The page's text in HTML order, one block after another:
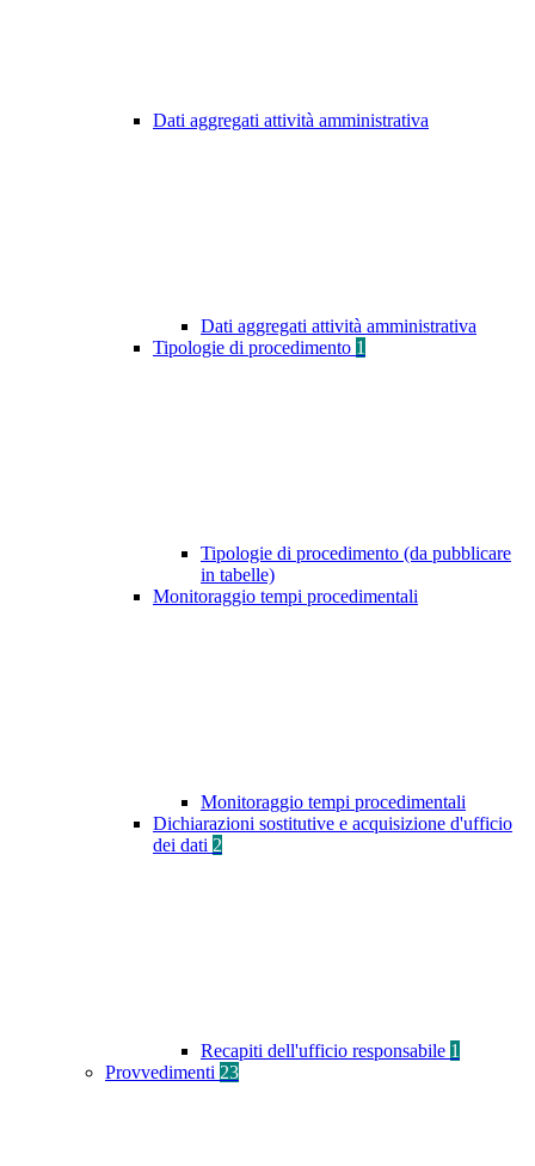
Dati aggregati attività amministrativa
Dati aggregati attività amministrativa
Tipologie di procedimento 1
Tipologie di procedimento (da pubblicare
in tabelle)
Monitoraggio tempi procedimentali
Monitoraggio tempi procedimentali
Dichiarazioni sostitutive e acquisizione d'ufficio
dei dati 2
Recapiti dell'ufficio responsabile 1
Provvedimenti 23